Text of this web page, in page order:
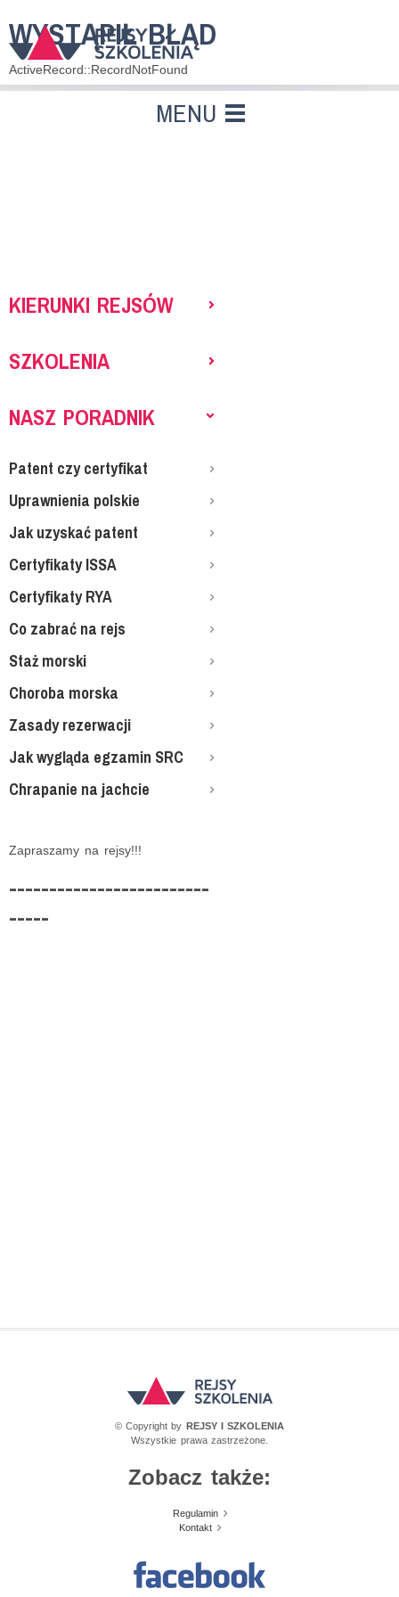
MENU
WYSTĄPIŁ BŁĄD
ActiveRecord::RecordNotFound
KIERUNKI REJSÓW
SZKOLENIA
NASZ PORADNIK
Patent czy certyfikat
Uprawnienia polskie
Jak uzyskać patent
Certyfikaty ISSA
Certyfikaty RYA
Co zabrać na rejs
Staż morski
Choroba morska
Zasady rezerwacji
Jak wygląda egzamin SRC
Chrapanie na jachcie
Zapraszamy na rejsy!!!
-------------------------
-----
© Copyright by REJSY I SZKOLENIA
Wszystkie prawa zastrzeżone.
Zobacz także:
Regulamin
Kontakt